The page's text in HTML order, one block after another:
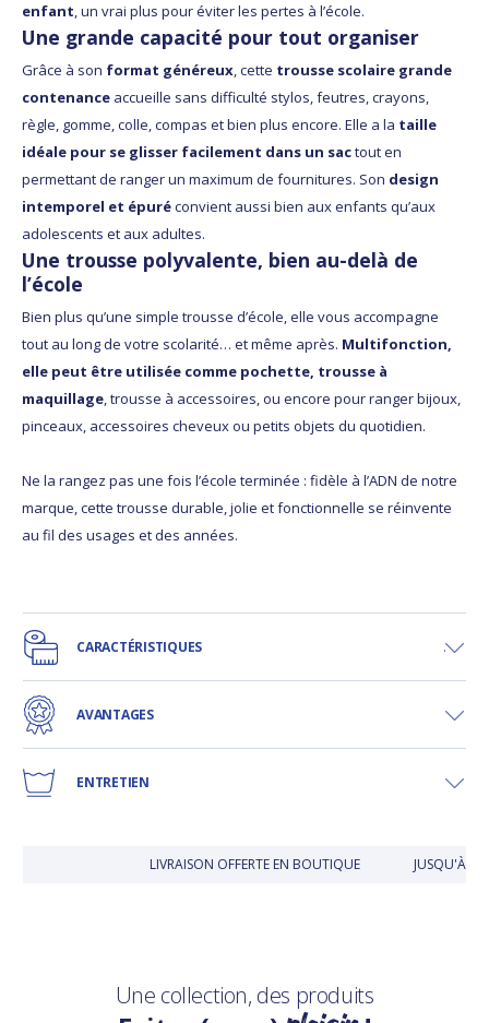
enfant, un vrai plus pour éviter les pertes à l’école.
Une grande capacité pour tout organiser
Grâce à son format généreux, cette trousse scolaire grande
contenance accueille sans difficulté stylos, feutres, crayons,
règle, gomme, colle, compas et bien plus encore. Elle a la taille
idéale pour se glisser facilement dans un sactout en
permettant de ranger un maximum de fournitures. Son design
intemporel et épuréconvient aussi bien aux enfants qu’aux
adolescents et aux adultes.
Une trousse polyvalente, bien au-delà de
l’école
Bien plus qu’une simple trousse d’école, elle vous accompagne
tout au long de votre scolarité… et même après. Multifonction,
elle peut être utilisée comme pochette, trousse à
maquillage, trousse à accessoires, ou encore pour ranger bijoux,
pinceaux, accessoires cheveux ou petits objets du quotidien.
Ne la rangez pas une fois l’école terminée : fidèle à l’ADN de notre
marque, cette trousse durable, jolie et fonctionnelle se réinvente
au fil des usages et des années.
CARACTÉRISTIQUES
AVANTAGES
ENTRETIEN
LIVRAISON OFFERTE EN BOUTIQUE JUSQU'À
Une collection, des produits